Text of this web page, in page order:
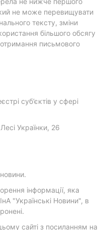
не може перевищувати
тексту, зміни
більшого обсягу
письмового
суб’єктів у сфері
Українки, 26
інформації, яка
"Українські Новини", в
сайті з посиланням на